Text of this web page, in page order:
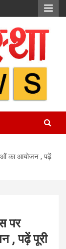
का आयोजन , पढ़ें
पर
, पढ़ें पूरी